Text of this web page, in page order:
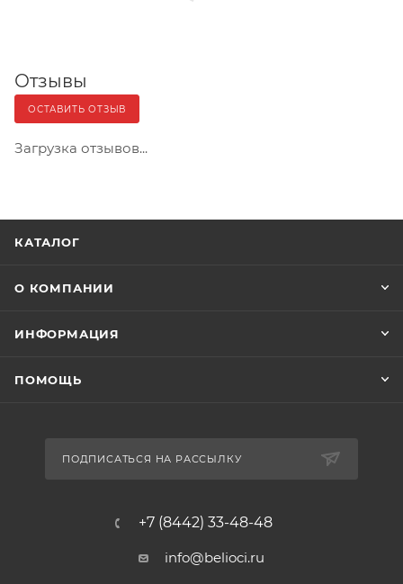
Отзывы
ОСТАВИТЬ ОТЗЫВ
Загрузка отзывов...
КАТАЛОГ
О КОМПАНИИ
ИНФОРМАЦИЯ
ПОМОЩЬ
ПОДПИСАТЬСЯ НА РАССЫЛКУ
+7 (8442) 33-48-48
info@belioci.ru